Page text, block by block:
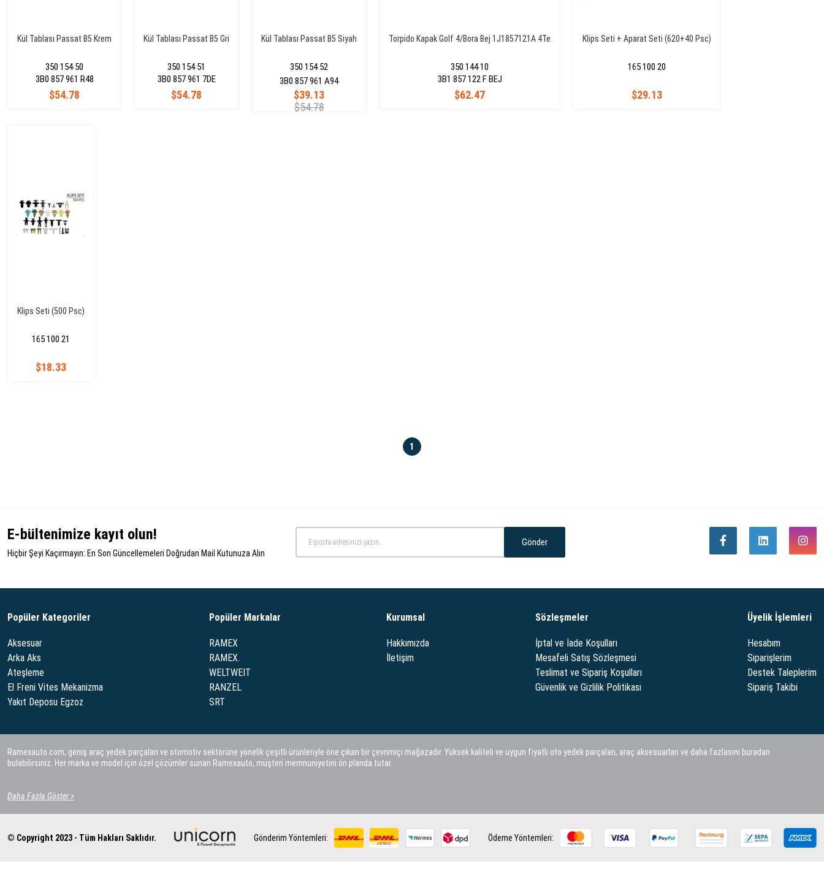
Kül Tablası Passat B5 Krem
350 154 50
$54.78
3B0 857 961 R48
Kül Tablası Passat B5 Gri
350 154 51
$54.78
3B0 857 961 7DE
Kül Tablası Passat B5 Siyah
350 154 52
$39.13
$54.78
3B0 857 961 A94
Torpido Kapak Golf 4/Bora Bej 1J1857121A 4Te
350 144 10
$62.47
3B1 857 122 F BEJ
Klips Seti + Aparat Seti (620+40 Psc)
165 100 20
$29.13
Klips Seti (500 Psc)
165 100 21
$18.33
1
E-bültenimize kayıt olun!
Hiçbir Şeyi Kaçırmayın: En Son Güncellemeleri Doğrudan Mail Kutunuza Alın
Gönder
Popüler Kategoriler
Aksesuar
Arka Aks
Ateşleme
El Freni Vites Mekanizma
Yakıt Deposu Egzoz
Popüler Markalar
RAMEX
RAMEX.
WELTWEIT
RANZEL
SRT
Kurumsal
Hakkımızda
İletişim
Sözleşmeler
İptal ve İade Koşulları
Mesafeli Satış Sözleşmesi
Teslimat ve Sipariş Koşulları
Güvenlik ve Gizlilik Politikası
Üyelik İşlemleri
Hesabım
Siparişlerim
Destek Taleplerim
Sipariş Takibi
Ramexauto.com, geniş araç yedek parçaları ve otomotiv sektörüne yönelik çeşitli ürünleriyle öne çıkan bir çevrimiçi mağazadır. Yüksek kaliteli ve uygun fiyatlı oto yedek parçaları, araç aksesuarları ve daha fazlasını buradan
bulabilirsiniz. Her marka ve model için özel çözümler sunan Ramexauto, müşteri memnuniyetini ön planda tutar.
Daha Fazla Göster >
© Copyright 2023 - Tüm Hakları Saklıdır. Gönderim Yöntemleri: Ödeme Yöntemleri: